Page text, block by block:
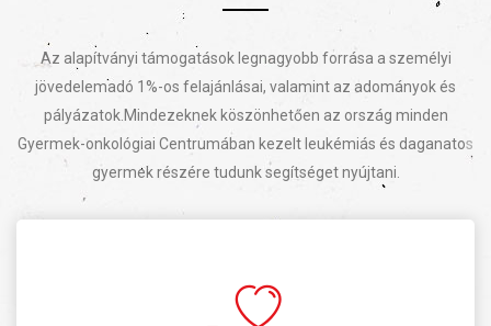
Az alapítványi támogatások legnagyobb forrása a személyi
jövedelemadó 1%-os felajánlásai, valamint az adományok és
pályázatok. Mindezeknek köszönhetően az ország minden
Gyermek-onkológiai Centrumában kezelt leukémiás és daganatos
gyermek részére tudunk segítséget nyújtani.